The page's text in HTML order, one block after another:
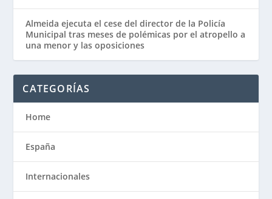
Almeida ejecuta el cese del director de la Policía
Municipal tras meses de polémicas por el atropello a
una menor y las oposiciones
CATEGORÍAS
Home
España
Internacionales